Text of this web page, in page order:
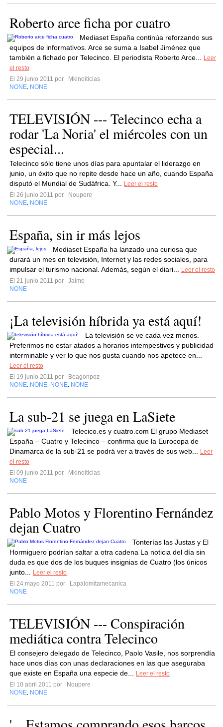
Roberto arce ficha por cuatro
Mediaset España continúa reforzando sus
equipos de informativos. Arce se suma a Isabel Jiménez que
también a fichado por Telecinco. El periodista Roberto Arce...
Leer
el resto
El 29 junio 2011 por
Mklnoiticias
NONE NONE
TELEVISIÓN --- Telecinco echa a
rodar 'La Noria' el miércoles con un
especial...
Telecinco sólo tiene unos días para apuntalar el liderazgo en
junio, un éxito que no repite desde hace un año, cuando España
disputó el Mundial de Sudáfrica. Y...
Leer el resto
El 26 junio 2011 por
Noupere
NONE NONE
España, sin ir más lejos
Mediaset España ha lanzado una curiosa que
durará un mes en televisión, Internet y las redes sociales, para
impulsar el turismo nacional. Además, según el diari...
Leer el resto
El 21 junio 2011 por
Jaime
NONE
¡La televisión híbrida ya está aquí!
La televisión se ve cada vez menos.
Preferimos no estar atados a horarios intempestivos y publicidad
interminable y ver lo que nos gusta cuando nos apetece en...
Leer el resto
El 19 junio 2011 por
Beagonpoz
NONE NONE NONE NONE
La sub-21 se juega en LaSiete
Telecico.es y cuatro.com El grupo Mediaset
España – Cuatro y Telecinco – confirma que la Eurocopa de
Dinamarca de la sub-21 se podrá ver a través de sus web...
Leer
el resto
El 09 junio 2011 por
Mklnoiticias
NONE
Pablo Motos y Florentino Fernández
dejan Cuatro
Tonterías las Justas y El
Hormiguero podrían saltar a otra cadena La noticia del día sin
duda es que dos de los buques insignias de Cuatro (los únicos
junto...
Leer el resto
El 24 mayo 2011 por
Lapalomitamecanica
NONE
TELEVISIÓN --- Conspiración
mediática contra Telecinco
El consejero delegado de Telecinco, Paolo Vasile, nos sorprendía
hace unos días con unas declaraciones en las que aseguraba
que existe en España una especie de...
Leer el resto
El 10 abril 2011 por
Noupere
NONE NONE